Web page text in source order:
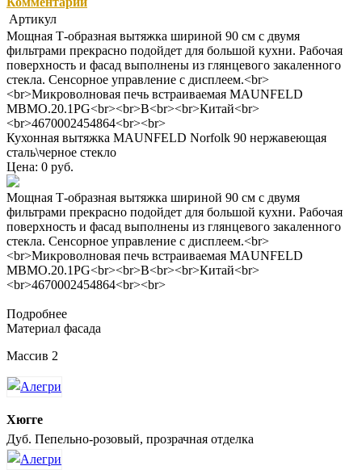
Артикул
Мощная Т-образная вытяжка шириной 90 см с двумя
фильтрами прекрасно подойдет для большой кухни. Рабочая
поверхность и фасад выполнены из глянцевого закаленного
стекла. Сенсорное управление с дисплеем.<br>
<br>Микроволновая печь встраиваемая MAUNFELD
MBMO.20.1PG<br><br>B<br><br>Китай<br>
<br>4670002454864<br><br>
Кухонная вытяжка MAUNFELD Norfolk 90 нержавеющая
сталь\черное стекло
Цена: 0 руб.
Мощная Т-образная вытяжка шириной 90 см с двумя
фильтрами прекрасно подойдет для большой кухни. Рабочая
поверхность и фасад выполнены из глянцевого закаленного
стекла. Сенсорное управление с дисплеем.<br>
<br>Микроволновая печь встраиваемая MAUNFELD
MBMO.20.1PG<br><br>B<br><br>Китай<br>
<br>4670002454864<br><br>
Подробнее
Материал фасада
Массив 2
Хюгге
Дуб. Пепельно-розовый, прозрачная отделка